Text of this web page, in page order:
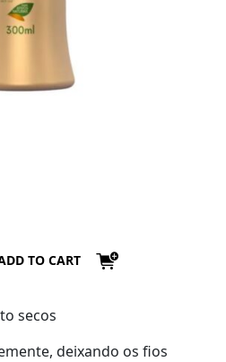
TO CART
secos
deixando os fios